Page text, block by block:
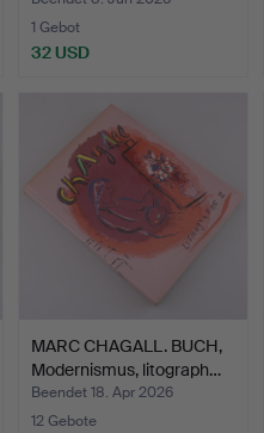
1 Gebot
32 USD
MARC CHAGALL. BUCH,
Modernismus, litograph…
Beendet 18. Apr 2026
12 Gebote